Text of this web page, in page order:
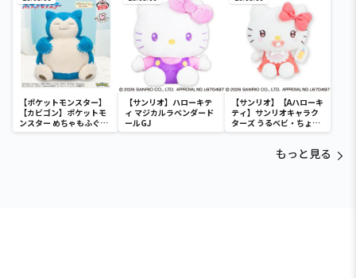
【ポケットモンスター】
【カビゴン】ポケットモ
ンスター めちゃもふぐっ
と ほっこりいやされぬい
【サンリオ】ハローキテ
ィ マジカルラベンダード
ールGJ
【サンリオ】【Aハローキ
ティ】サンリオキャラク
ターズ うるベビ・ちょい
デカドール
もっと見る